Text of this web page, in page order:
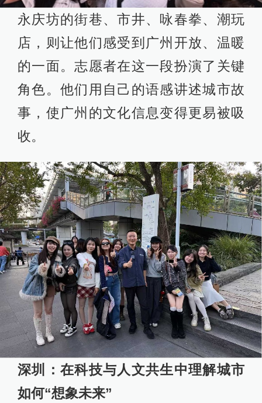
永庆坊的街巷、市井、咏春拳、潮玩
店，则让他们感受到广州开放、温暖
的一面。志愿者在这一段扮演了关键
角色。他们用自己的语感讲述城市故
事，使广州的文化信息变得更易被吸
收。
深圳：在科技与人文共生中理解城市
如何“想象未来”